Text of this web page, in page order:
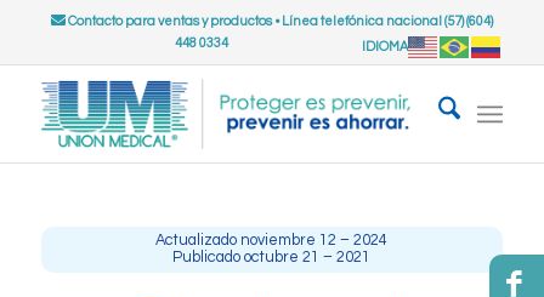
Contacto para ventas y productos• Línea telefónica nacional (57) (604)
448 0334
IDIOMA
Actualizado noviembre 12 – 2024
Publicado octubre 21 – 2021